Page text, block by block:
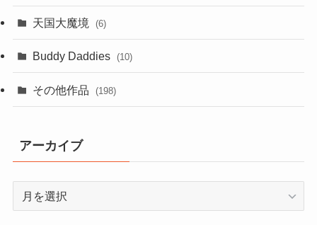
天国大魔境 (6)
Buddy Daddies (10)
その他作品 (198)
アーカイブ